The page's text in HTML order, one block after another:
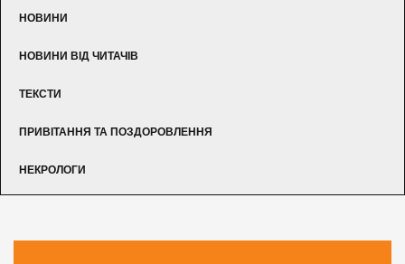
НОВИНИ
НОВИНИ ВІД ЧИТАЧІВ
ТЕКСТИ
ПРИВІТАННЯ ТА ПОЗДОРОВЛЕННЯ
НЕКРОЛОГИ